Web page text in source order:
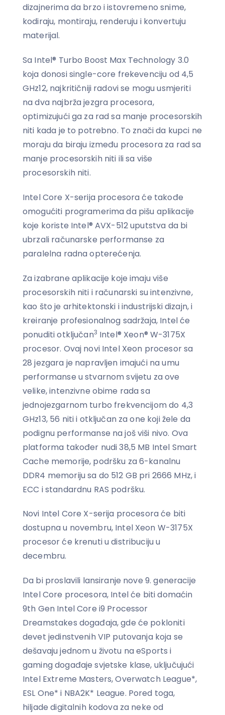
dizajnerima da brzo i istovremeno snime,
kodiraju, montiraju, renderuju i konvertuju
materijal.
Sa Intel® Turbo Boost Max Technology 3.0
koja donosi single-core frekevenciju od 4,5
GHz12, najkritičniji radovi se mogu usmjeriti
na dva najbrža jezgra procesora,
optimizujući ga za rad sa manje procesorskih
niti kada je to potrebno. To znači da kupci ne
moraju da biraju između procesora za rad sa
manje procesorskih niti ili sa više
procesorskih niti.
Intel Core X-serija procesora će takođe
omogućiti programerima da pišu aplikacije
koje koriste Intel® AVX-512 uputstva da bi
ubrzali računarske performanse za
paralelna radna opterećenja.
Za izabrane aplikacije koje imaju više
procesorskih niti i računarski su intenzivne,
kao što je arhitektonski i industrijski dizajn, i
kreiranje profesionalnog sadržaja, Intel će
ponuditi otključan3 Intel® Xeon® W-3175X
procesor. Ovaj novi Intel Xeon procesor sa
28 jezgara je napravljen imajući na umu
performanse u stvarnom svijetu za ove
velike, intenzivne obime rada sa
jednojezgarnom turbo frekvencijom do 4,3
GHz13, 56 niti i otključan za one koji žele da
podignu performanse na još viši nivo. Ova
platforma također nudi 38,5 MB Intel Smart
Cache memorije, podršku za 6-kanalnu
DDR4 memoriju sa do 512 GB pri 2666 MHz, i
ECC i standardnu RAS podršku.
Novi Intel Core X-serija procesora će biti
dostupna u novembru, Intel Xeon W-3175X
procesor će krenuti u distribuciju u
decembru.
Da bi proslavili lansiranje nove 9. generacije
Intel Core procesora, Intel će biti domaćin
9th Gen Intel Core i9 Processor
Dreamstakes događaja, gde će pokloniti
devet jedinstvenih VIP putovanja koja se
dešavaju jednom u životu na eSports i
gaming događaje svjetske klase, uključujući
Intel Extreme Masters, Overwatch League*,
ESL One* i NBA2K* League. Pored toga,
hiljade digitalnih kodova za neke od